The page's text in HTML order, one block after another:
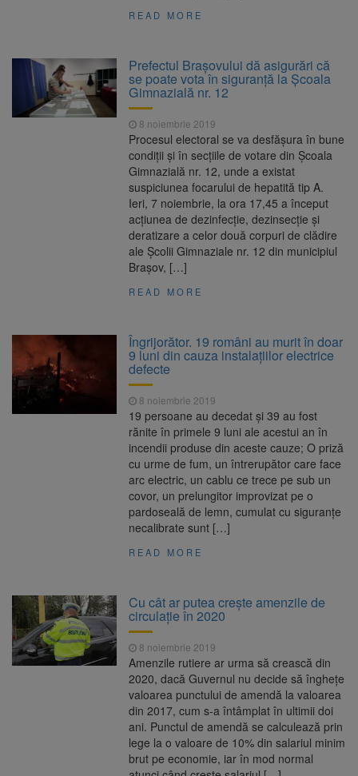
READ MORE
Prefectul Brașovului dă asigurări că
se poate vota în siguranță la Şcoala
Gimnazială nr. 12
8 noiembrie 2019
Procesul electoral se va desfăşura în bune
condiţii şi în secţiile de votare din Şcoala
Gimnazială nr. 12, unde a existat
suspiciunea focarului de hepatită tip A.
Ieri, 7 noiembrie, la ora 17,45 a început
acţiunea de dezinfecţie, dezinsecţie şi
deratizare a celor două corpuri de clădire
ale Şcolii Gimnaziale nr. 12 din municipiul
Braşov, […]
READ MORE
Îngrijorător. 19 români au murit în doar
9 luni din cauza instalațiilor electrice
defecte
8 noiembrie 2019
19 persoane au decedat şi 39 au fost
rănite în primele 9 luni ale acestui an în
incendii produse din aceste cauze; O priză
cu urme de fum, un întrerupător care face
arc electric, un cablu ce trece pe sub un
covor, un prelungitor improvizat pe o
pardoseală de lemn, cumulat cu siguranţe
necalibrate sunt […]
READ MORE
Cu cât ar putea crește amenzile de
circulație în 2020
8 noiembrie 2019
Amenzile rutiere ar urma să crească din
2020, dacă Guvernul nu decide să înghețe
valoarea punctului de amendă la valoarea
din 2017, cum s-a întâmplat în ultimii doi
ani. Punctul de amendă se calculează prin
lege la o valoare de 10% din salariul minim
brut pe economie, iar în mod normal